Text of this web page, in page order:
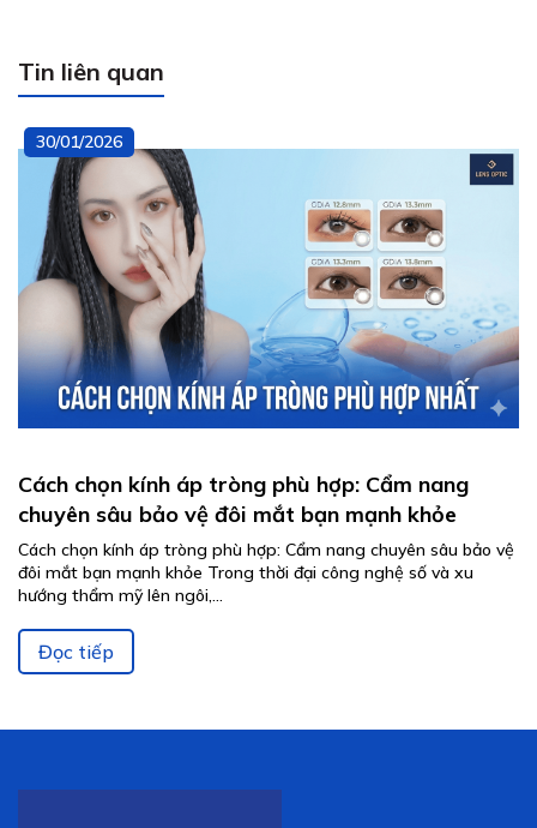
Tin liên quan
30/01/2026
Cách chọn kính áp tròng phù hợp: Cẩm nang
chuyên sâu bảo vệ đôi mắt bạn mạnh khỏe
Cách chọn kính áp tròng phù hợp: Cẩm nang chuyên sâu bảo vệ
đôi mắt bạn mạnh khỏe Trong thời đại công nghệ số và xu
hướng thẩm mỹ lên ngôi,...
Đọc tiếp